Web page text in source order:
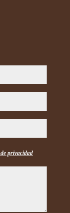
privacidad